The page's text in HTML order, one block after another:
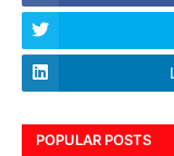
POPULAR POSTS